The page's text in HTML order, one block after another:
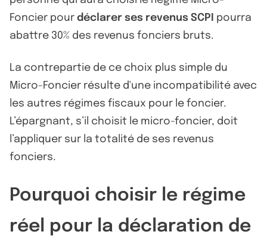
Foncier pour déclarer ses revenus SCPI
pourra
abattre 30% des revenus fonciers bruts.
La contrepartie de ce choix plus simple du
Micro-Foncier résulte d'une incompatibilité avec
les autres régimes fiscaux pour le foncier.
L’épargnant, s’il choisit le micro-foncier, doit
l’appliquer sur la totalité de ses revenus
fonciers.
Pourquoi choisir le régime
réel pour la déclaration de